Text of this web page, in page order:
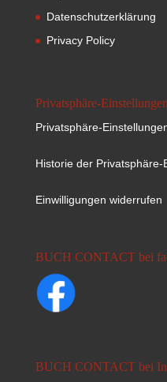
Datenschutzerklärung
Privacy Policy
Privatsphäre-Einstellungen
Privatsphäre-
Historie der Privatsphäre-
Einwilligungen widerrufen
BUCH CONTACT bei
BUCH CONTACT bei